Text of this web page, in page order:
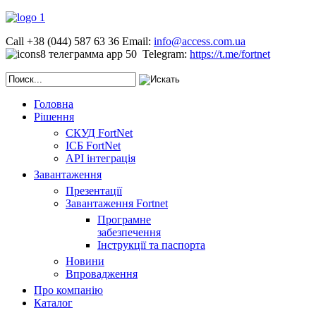
Call +38 (044) 587 63 36 Email: info@access.com.ua
Telegram: https://t.me/fortnet
Головна
Рішення
СКУД FortNet
ІСБ FortNet
API інтеграція
Завантаження
Презентації
Завантаження Fortnet
Програмне
забезпечення
Інструкції та паспорта
Новини
Впровадження
Про компанію
Каталог